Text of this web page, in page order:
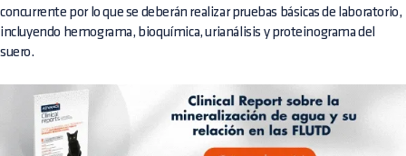
concurrente por lo que se deberán realizar pruebas básicas de laboratorio,
incluyendo hemograma, bioquímica, urianálisis y proteinograma del
suero.